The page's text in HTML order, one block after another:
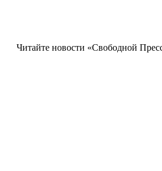
Читайте новости «Свободной